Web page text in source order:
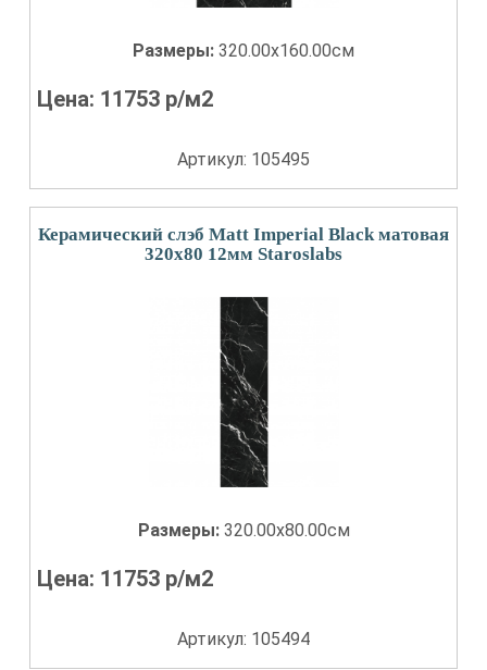
Размеры: 320.00x160.00см
Цена: 11753 р/м2
Артикул: 105495
Керамический слэб Matt Imperial Black матовая
320x80 12мм Staroslabs
Размеры: 320.00x80.00см
Цена: 11753 р/м2
Артикул: 105494